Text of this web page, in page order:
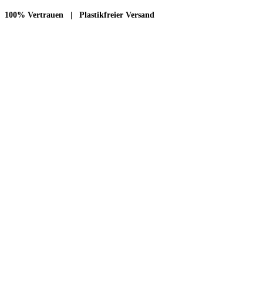
100% Vertrauen | Plastikfreier Versand